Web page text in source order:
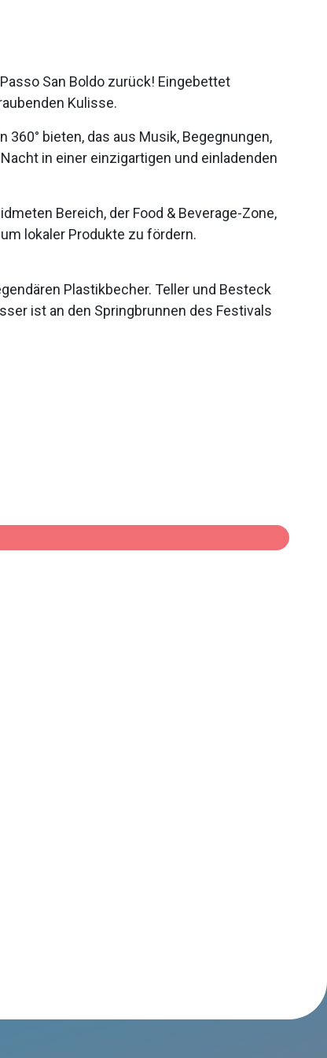
San Boldo zurück! Eingebettet
Kulisse.
bieten, das aus Musik, Begegnungen,
in einer einzigartigen und einladenden
Bereich, der Food & Beverage-Zone,
lokaler Produkte zu fördern.
Plastikbecher. Teller und Besteck
ist an den Springbrunnen des Festivals